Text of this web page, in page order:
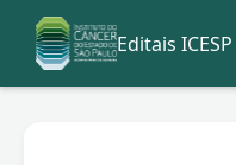
Editais